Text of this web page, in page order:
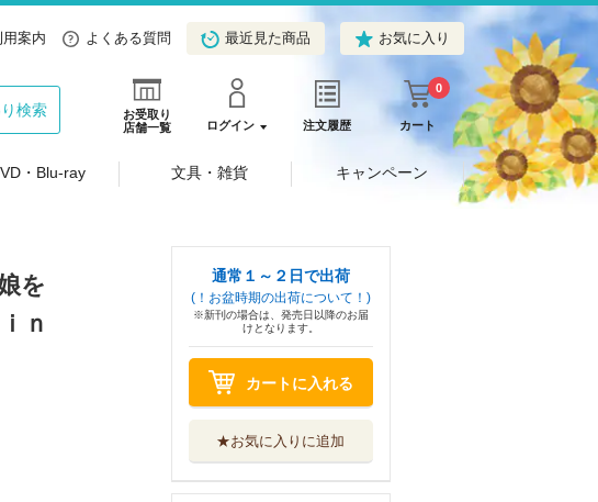
用案内 よくある質問 最近見た商品 お気に入り
お受取り
店舗一覧
ログイン 注文履歴 カート
0
検索
・Blu-ray 文具・雑貨 キャンペーン
を
ｎ
通常１～２日で出荷
(！お盆時期の出荷について！)
※新刊の場合は、発売日以降のお届
けとなります。
カートに入れる
★お気に入りに追加
勇者パーティーを
追放された白魔...